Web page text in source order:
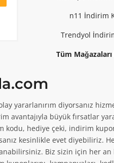
n11 İndirim
Trendyol
Tüm
yararlanırım diyorsanız
büyük fırsatlar
kodu, hediye çeki, indirim
kesinlikle evet diyebiliriz.
Biz sizin için her an